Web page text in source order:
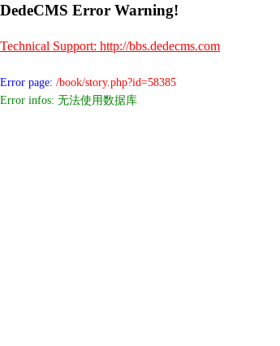
DedeCMS Error Warning!
Technical Support: http://bbs.dedecms.com
Error page: /book/story.php?id=58385
Error infos: 无法使用数据库